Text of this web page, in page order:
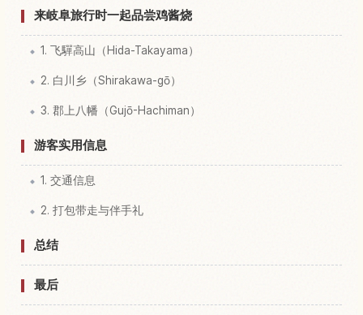
来岐阜旅行时一起品尝鸡酱烧
1. 飞驒高山（Hida-Takayama）
2. 白川乡（Shirakawa-gō）
3. 郡上八幡（Gujō-Hachiman）
游客实用信息
1. 交通信息
2. 打包带走与伴手礼
总结
最后